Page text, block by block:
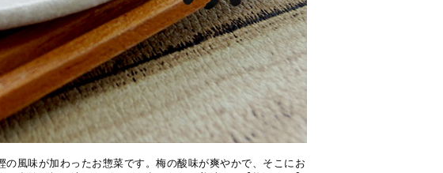
の風味が加わったお惣菜です。梅の酸味が爽やかで、そこにお